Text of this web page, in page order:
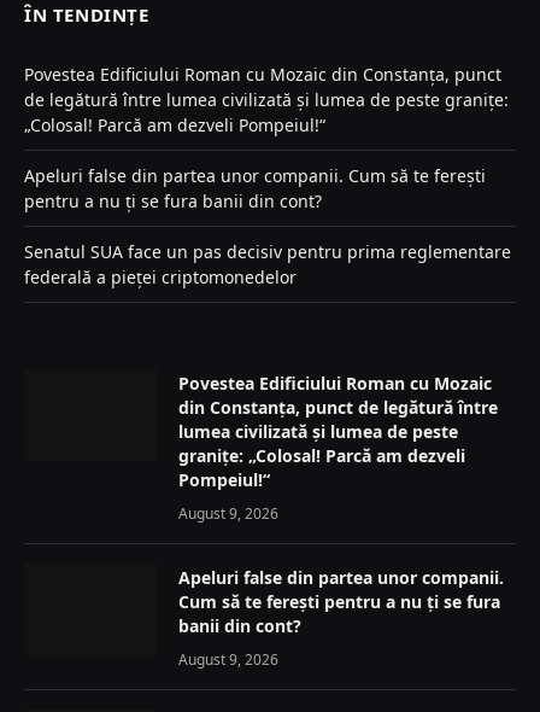
ÎN TENDINȚE
Povestea Edificiului Roman cu Mozaic din Constanța, punct
de legătură între lumea civilizată și lumea de peste granițe:
„Colosal! Parcă am dezveli Pompeiul!“
Apeluri false din partea unor companii. Cum să te ferești
pentru a nu ți se fura banii din cont?
Senatul SUA face un pas decisiv pentru prima reglementare
federală a pieței criptomonedelor
Povestea Edificiului Roman cu Mozaic
din Constanța, punct de legătură între
lumea civilizată și lumea de peste
granițe: „Colosal! Parcă am dezveli
Pompeiul!“
August 9, 2026
Apeluri false din partea unor companii.
Cum să te ferești pentru a nu ți se fura
banii din cont?
August 9, 2026